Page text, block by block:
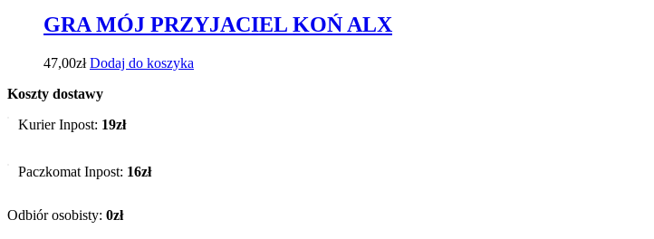
GRA MÓJ PRZYJACIEL KOŃ ALX
47,00zł Dodaj do koszyka
Koszty dostawy
Kurier Inpost: 19zł
Paczkomat Inpost: 16zł
Odbiór osobisty: 0zł